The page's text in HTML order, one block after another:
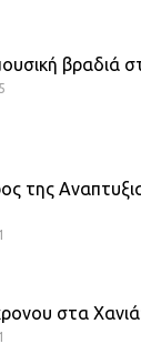
βραδιά
της
στα